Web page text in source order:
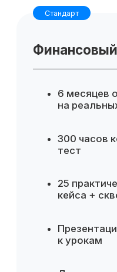
Отправить
Для компании
Готовые
решений
Повышение
аналитику внутри
привлечения внешних
за счет более
планирования и
Для сотрудника